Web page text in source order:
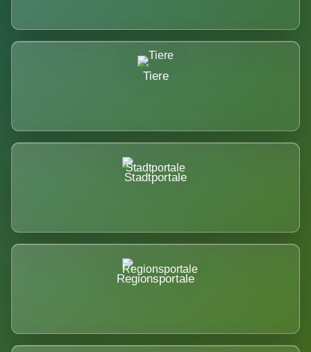
Tiere
Stadtportale
Regionsportale